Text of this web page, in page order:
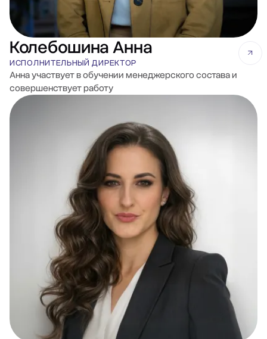
Колебошина Анна
ИСПОЛНИТЕЛЬНЫЙ ДИРЕКТОР
Анна участвует в обучении менеджерского состава и
совершенствует работу